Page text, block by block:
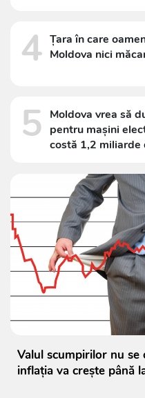
4 Țara în care
Moldova nici
5 Moldova vrea să
pentru mașini
costă 1,2 miliarde
Valul scumpirilor nu se
inflația va crește până